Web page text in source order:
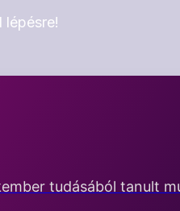
lépésre!
tudásából tanult